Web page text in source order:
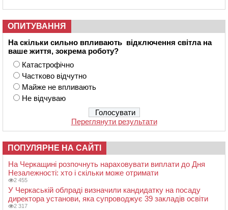
ОПИТУВАННЯ
На скільки сильно впливають відключення світла на
ваше життя, зокрема роботу?
Катастрофічно
Частково відчутно
Майже не впливають
Не відчуваю
Переглянути результати
ПОПУЛЯРНЕ НА САЙТІ
На Черкащині розпочнуть нараховувати виплати до Дня
Незалежності: хто і скільки може отримати
2 455
У Черкаській облраді визначили кандидатку на посаду
директора установи, яка супроводжує 39 закладів освіти
2 317